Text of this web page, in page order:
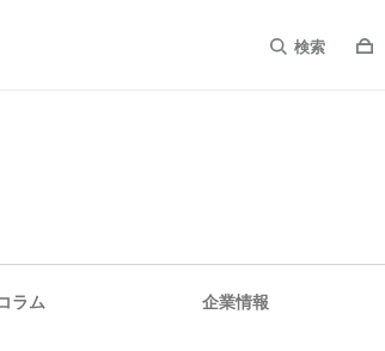
検索
ラム 企業情報